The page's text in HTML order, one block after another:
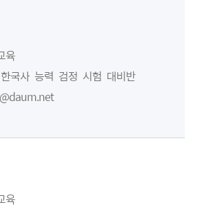
육
국사 능력 검정 시험 대비반
육